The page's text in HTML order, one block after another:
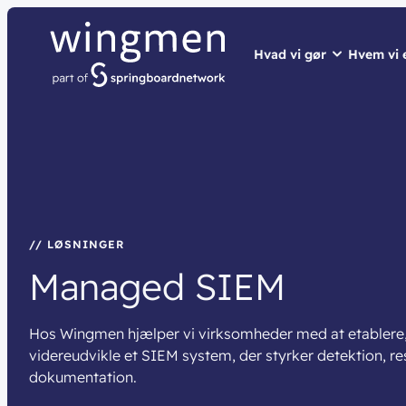
Hvad vi gør Hvem vi
// LØSNINGER
Managed SIEM
Hos Wingmen hjælper vi virksomheder med at
videreudvikle et SIEM system, der styrker detektion,
dokumentation.